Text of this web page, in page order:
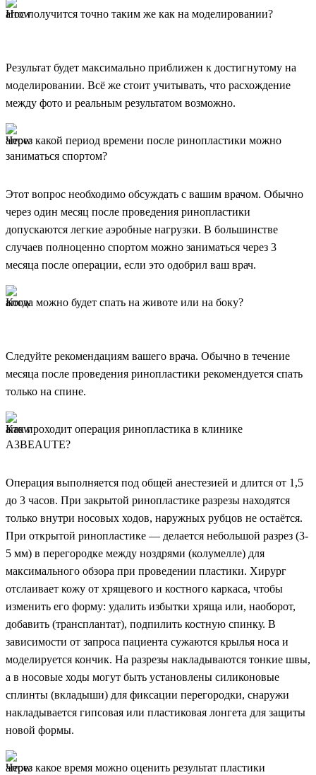
Нос получится точно таким же как на моделировании?
Результат будет максимально приближен к достигнутому на
моделировании. Всё же стоит учитывать, что расхождение
между фото и реальным результатом возможно.
Через какой период времени после ринопластики можно
заниматься спортом?
Этот вопрос необходимо обсуждать с вашим врачом. Обычно
через один месяц после проведения ринопластики
допускаются легкие аэробные нагрузки. В большинстве
случаев полноценно спортом можно заниматься через 3
месяца после операции, если это одобрил ваш врач.
Когда можно будет спать на животе или на боку?
Следуйте рекомендациям вашего врача. Обычно в течение
месяца после проведения ринопластики рекомендуется спать
только на спине.
Как проходит операция ринопластика в клинике
A3BEAUTE?
Операция выполняется под общей анестезией и длится от 1,5
до 3 часов. При закрытой ринопластике разрезы находятся
только внутри носовых ходов, наружных рубцов не остаётся.
При открытой ринопластике — делается небольшой разрез (3-
5 мм) в перегородке между ноздрями (колумелле) для
максимального обзора при проведении пластики. Хирург
отслаивает кожу от хрящевого и костного каркаса, чтобы
изменить его форму: удалить избытки хряща или, наоборот,
добавить (трансплантат), подпилить костную спинку. В
зависимости от запроса пациента сужаются крылья носа и
моделируется кончик. На разрезы накладываются тонкие швы,
а в носовые ходы могут быть установлены силиконовые
сплинты (вкладыши) для фиксации перегородки, снаружи
накладывается гипсовая или пластиковая лонгета для защиты
новой формы.
Через какое время можно оценить результат пластики